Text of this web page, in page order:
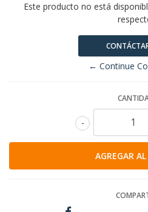
Este producto no está
← Continue
-